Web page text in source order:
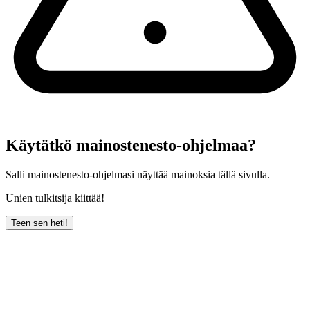
Käytätkö mainostenesto-ohjelmaa?
Salli mainostenesto-ohjelmasi näyttää mainoksia tällä sivulla.
Unien tulkitsija kiittää!
Teen sen heti!